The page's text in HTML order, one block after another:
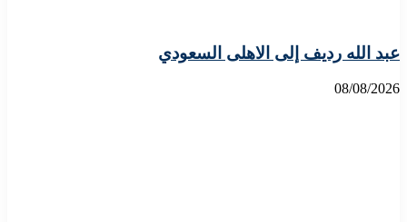
عبد الله رديف إلى الاهلى السعودي
08/08/2026